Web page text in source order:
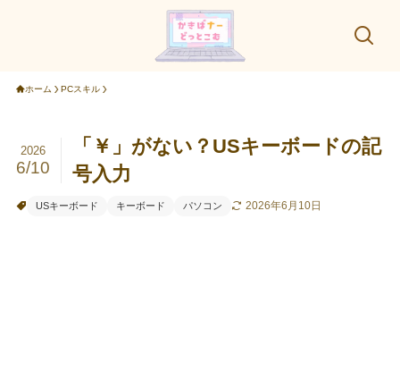
ホーム PCスキル
「￥」がない？USキーボードの記
号入力
2026
6/10
USキーボード キーボード パソコン 2026年6月10日